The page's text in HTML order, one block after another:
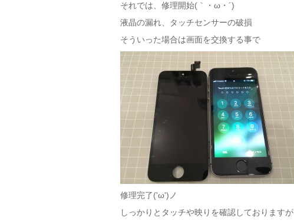
それでは、修理開始(｀・ω・´)ゞ
液晶の漏れ、タッチセンサーの破損
そういった場合は画面を交換する事で
修理完了('ω')ノ
しっかりとタッチや映りを確認しておりますが